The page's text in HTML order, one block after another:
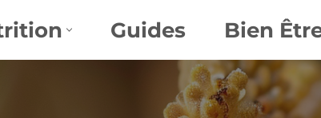
Guides Bien